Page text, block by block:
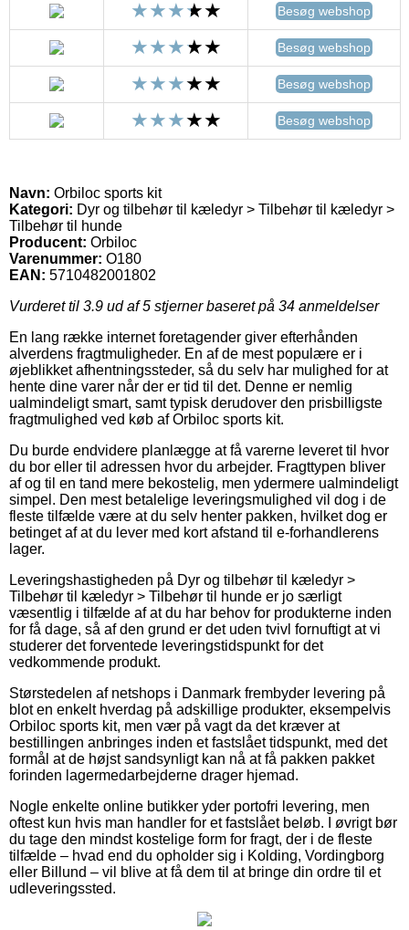
Besøg webshop
Besøg webshop
Besøg webshop
Besøg webshop
Navn: Orbiloc sports kit
Kategori: Dyr og tilbehør til kæledyr > Tilbehør til kæledyr >
Tilbehør til hunde
Producent: Orbiloc
Varenummer: O180
EAN: 5710482001802
Vurderet til 3.9 ud af 5 stjerner baseret på 34 anmeldelser
En lang række internet foretagender giver efterhånden
alverdens fragtmuligheder. En af de mest populære er i
øjeblikket afhentningssteder, så du selv har mulighed for at
hente dine varer når der er tid til det. Denne er nemlig
ualmindeligt smart, samt typisk derudover den prisbilligste
fragtmulighed ved køb af Orbiloc sports kit.
Du burde endvidere planlægge at få varerne leveret til hvor
du bor eller til adressen hvor du arbejder. Fragttypen bliver
af og til en tand mere bekostelig, men ydermere ualmindeligt
simpel. Den mest betalelige leveringsmulighed vil dog i de
fleste tilfælde være at du selv henter pakken, hvilket dog er
betinget af at du lever med kort afstand til e-forhandlerens
lager.
Leveringshastigheden på Dyr og tilbehør til kæledyr >
Tilbehør til kæledyr > Tilbehør til hunde er jo særligt
væsentlig i tilfælde af at du har behov for produkterne inden
for få dage, så af den grund er det uden tvivl fornuftigt at vi
studerer det forventede leveringstidspunkt for det
vedkommende produkt.
Størstedelen af netshops i Danmark frembyder levering på
blot en enkelt hverdag på adskillige produkter, eksempelvis
Orbiloc sports kit, men vær på vagt da det kræver at
bestillingen anbringes inden et fastslået tidspunkt, med det
formål at de højst sandsynligt kan nå at få pakken pakket
forinden lagermedarbejderne drager hjemad.
Nogle enkelte online butikker yder portofri levering, men
oftest kun hvis man handler for et fastslået beløb. I øvrigt bør
du tage den mindst kostelige form for fragt, der i de fleste
tilfælde – hvad end du opholder sig i Kolding, Vordingborg
eller Billund – vil blive at få dem til at bringe din ordre til et
udleveringssted.